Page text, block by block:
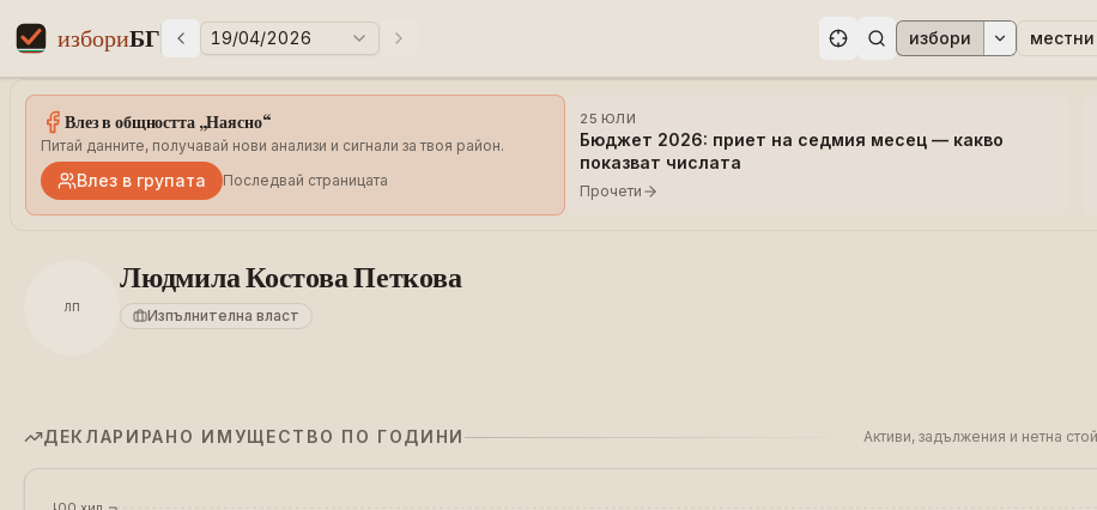
Elections in Bulgaria data statistics
избориБГ Предни избори
19/04/2026 Следващи избори избори
Влез в общността „Наясно“
Питай данните, получавай нови анализи и сигнали за твоя район.
Влез в групата Последвай страницата
25 ЮЛИ
Бюджет 2026: приет на седмия месец — какво
показват числата
Прочети
ЛП
Людмила Костова Петкова
Изпълнителна власт
ДЕКЛАРИРАНО ИМУЩЕСТВО ПО ГОДИНИ Активи, задължения и нетна